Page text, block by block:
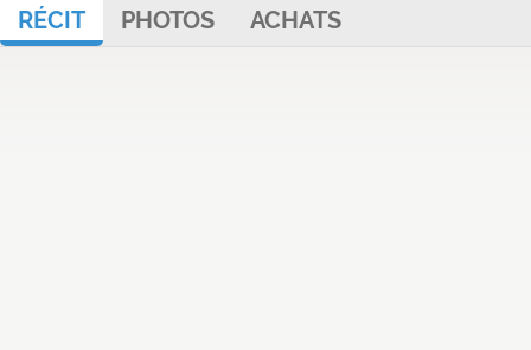
RÉCIT PHOTOS ACHATS